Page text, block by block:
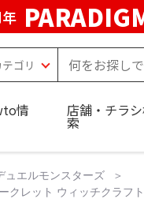
情 店舗・チラ
索
ュエルモンスターズ
クレット ウィッチクラフ